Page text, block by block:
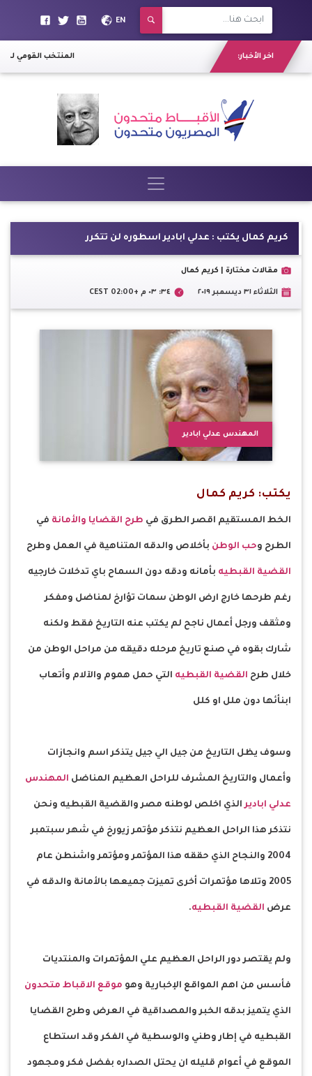
EN
اخر الأخبار: المنتخب القومي
كريم كمال يكتب : عدلي ابادير اسطوره لن تتكرر
مقالات مختارة | كريم كمال
الثلاثاء ٣١ ديسمبر ٢٠١٩ ٣٤: ٠٣ م +02:00 CEST
المهندس عدلي ابادير
يكتب: كريم كمال
الخط المستقيم اقصر الطرق في طرح القضايا والأمانة في
الطرح وحب الوطن بأخلاص والدقه المتناهية في العمل وطرح
القضية القبطيه بأمانه ودقه دون السماح باي تدخلات خارجيه
رغم طرحها خارج ارض الوطن سمات تؤارخ لمناضل ومفكر
ومثقف ورجل أعمال ناجح لم يكتب عنه التاريخ فقط ولكنه
شارك بقوه في صنع تاريخ مرحله دقيقه من مراحل الوطن من
خلال طرح القضية القبطيه التي حمل هموم والآلام وأتعاب
ابنأئها دون ملل او كلل
وسوف يظل التاريخ من جيل الي جيل يتذكر اسم وانجازات
وأعمال والتاريخ المشرف للراحل العظيم المناضل المهندس
عدلي اباديرالذي اخلص لوطنه مصر والقضية القبطيه ونحن
نتذكر هذا الراحل العظيم نتذكر مؤتمر زيورخ في شهر سبتمبر
2004 والنجاح الذي حققه هذا المؤتمر ومؤتمر واشنطن عام
2005 وتلاها مؤتمرات أخرى تميزت جميعها بالأمانة والدقه في
عرض القضية القبطيه.
ولم يقتصر دور الراحل العظيم علي المؤتمرات والمنتديات
فأسس من اهم المواقع الإخبارية وهو موقع الاقباط متحدون
الذي يتميز بدقه الخبر والمصداقية في العرض وطرح القضايا
القبطيه في إطار وطني والوسطية في الفكر وقد استطاع
الموقع في أعوام قليله ان يحتل الصداره بفضل فكر ومجهود